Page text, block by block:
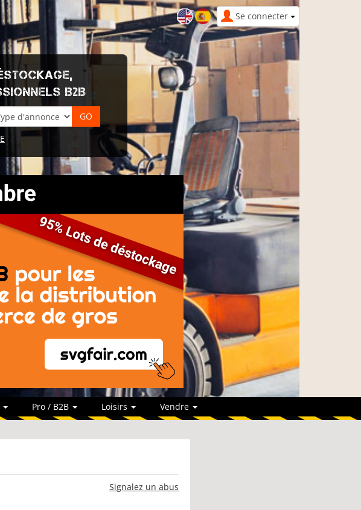
Se connecter
B2B
Pro / B2B Loisirs Vendre
Signalez un abus